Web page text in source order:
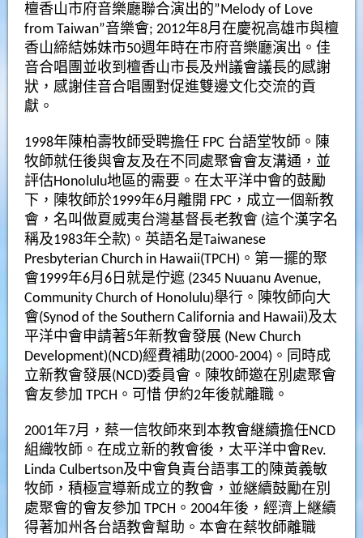
檀香山市府音樂廳聯合演出的”Melody of Love
from Taiwan”音樂會; 2012年8月在慶祝高雄市與檀
香山締結姊妹市50週年時在市府音樂廳演出。佳
音合唱團並收到檀香山市長及州議會議長的感謝
狀，感謝佳音合唱團對促進雙邊文化交流的貢
獻。
1998年陳柏壽牧師受聘擔任 FPC 台語堂牧師。陳
牧師就任後與會友及在不同處聚會會友溝通，並
評估Honolulu地區的需要。在太平洋中會的鼓勵
下，陳牧師於1999年6月離開 FPC，成立一個新教
會，名叫做夏威夷台灣基督長老教會 (這个漢字名
稱及1983年仝款)。英語名是Taiwanese
Presbyterian Church in Hawaii(TPCH)。第一擺的聚
會1999年6月6日就是佇遮 (2345 Nuuanu Avenue,
Community Church of Honolulu)舉行。陳牧師向大
會(Synod of the Southern California and Hawaii)及太
平洋中會申請著5年新教會發展 (New Church
Development)(NCD)經費補助(2000-2004)。同時成
立新教會發展(NCD)委員會。陳牧師邀在別處聚會
會友參加 TPCH。可惜 伊約2年後就離職。
2001年7月，蔡一信牧師來到本教會継續擔任NCD
組織牧師。在成立新的教會後，太平洋中會Rev.
Linda Culbertson及中會負責台語事工的陳黃義敏
牧師，積極宣導新成立的教會，並継續鼓勵在別
處聚會的會友參加 TPCH。2004年後，經濟上継續
得著加州各台語教會幫助。本會在蔡牧師離職